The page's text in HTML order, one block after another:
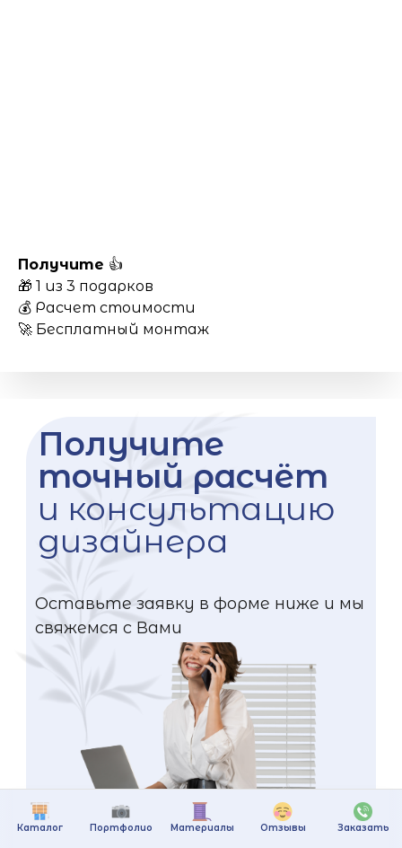
Каталог Портфолио Материалы Отзывы Заказать
Получите 👍
🎁 1 из 3 подарков
💰 Расчет стоимости
🚀 Бесплатный монтаж
Получите
точный расчёт
и консультацию
дизайнера
Оставьте заявку в форме ниже и мы
свяжемся с Вами